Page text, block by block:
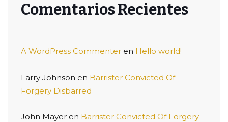
Comentarios Recientes
A WordPress Commenter en Hello world!
Larry Johnson en Barrister Convicted Of
Forgery Disbarred
John Mayer en Barrister Convicted Of Forgery